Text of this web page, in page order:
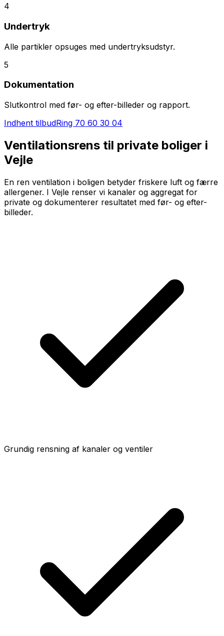
4
Undertryk
Alle partikler opsuges med undertryksudstyr.
5
Dokumentation
Slutkontrol med før- og efter-billeder og rapport.
Indhent tilbudRing 70 60 30 04
Ventilationsrens til private boliger i
Vejle
En ren ventilation i boligen betyder friskere luft og færre
allergener. I Vejle renser vi kanaler og aggregat for
private og dokumenterer resultatet med før- og efter-
billeder.
Grundig rensning af kanaler og ventiler